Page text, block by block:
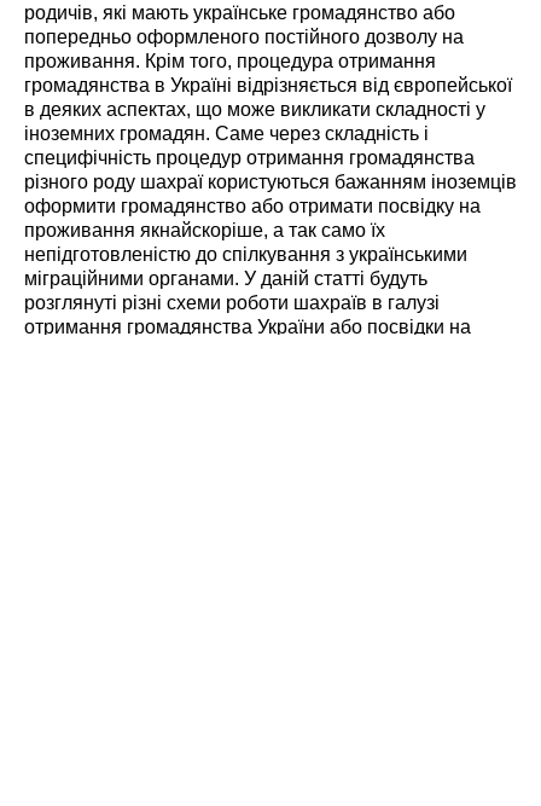
родичів, які мають українське громадянство або
попередньо оформленого постійного дозволу на
проживання. Крім того, процедура отримання
громадянства в Україні відрізняється від європейської
в деяких аспектах, що може викликати складності у
іноземних громадян. Саме через складність і
специфічність процедур отримання громадянства
різного роду шахраї користуються бажанням іноземців
оформити громадянство або отримати посвідку на
проживання якнайскоріше, а так само їх
непідготовленістю до спілкування з українськими
міграційними органами. У даній статті будуть
розглянуті різні схеми роботи шахраїв в галузі
отримання громадянства України або посвідки на